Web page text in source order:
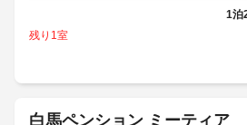
1泊
残り1室
白馬ペンション ミーティア